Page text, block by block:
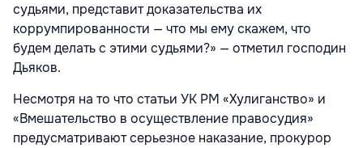
судьями, представит доказательства их
коррумпированности — что мы ему скажем, что
будем делать с этими судьями?» — отметил господин
Дьяков.
Несмотря на то что статьи УК РМ «Хулиганство» и
«Вмешательство в осуществление правосудия»
предусматривают серьезное наказание, прокурор